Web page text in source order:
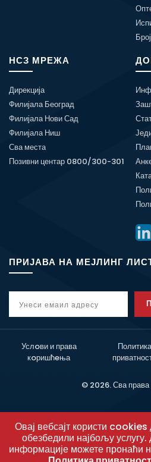
НСЗ МРЕЖА
Дирекција
Филијала Београд
Филијала Нови Сад
Филијала Ниш
Сва места
Позивни центар 0800/300-301
ПРИЈАВА НА МЕЈЛИНГ
Услoви и права
кoришћeња
© 2026. Сва права
Овај вебсајт користи
обезбедили најбољу услугу.
информације можете пронаћи